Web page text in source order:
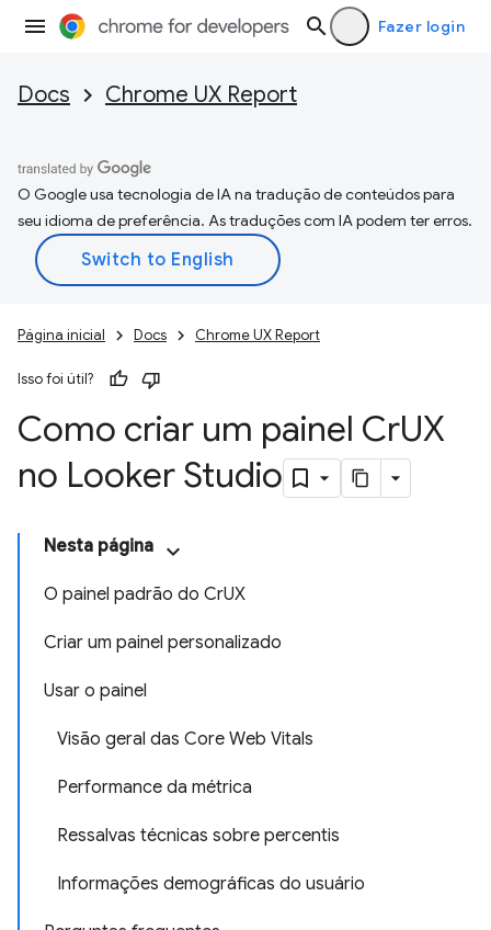
Fazer login
Docs Chrome UX Report
O Google usa tecnologia de IA na tradução de conteúdos para
seu idioma de preferência. As traduções com IA podem ter erros.
Página inicial Docs Chrome UX Report
Isso foi útil?
Como criar um painel CrUX
no Looker Studio
Nesta página
O painel padrão do CrUX
Criar um painel personalizado
Usar o painel
Visão geral das Core Web Vitals
Performance da métrica
Ressalvas técnicas sobre percentis
Informações demográficas do usuário